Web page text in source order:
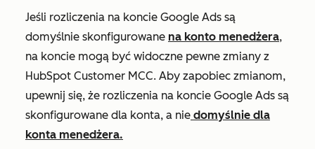
Jeśli rozliczenia na koncie Google Ads są
domyślnie skonfigurowane na konto menedżera,
na koncie mogą być widoczne pewne zmiany z
HubSpot Customer MCC. Aby zapobiec zmianom,
upewnij się, że rozliczenia na koncie Google Ads są
skonfigurowane dla konta, a nie domyślnie dla
konta menedżera.